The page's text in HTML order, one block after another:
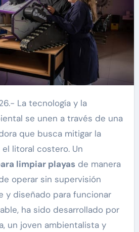
se unen a través de una
que busca mitigar la
litoral costero. Un
limpiar playasde manera
operar sin supervisión
y diseñado para funcionar
ha sido desarrollado por
un joven ambientalista y